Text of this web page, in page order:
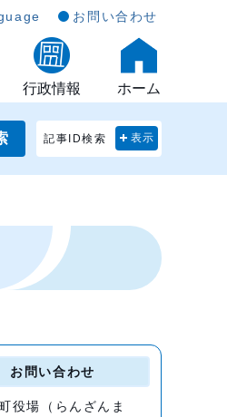
お問い合わせ
行政情報 ホーム
記事ID検索 表示
お問い合わせ
役場（らんざんま